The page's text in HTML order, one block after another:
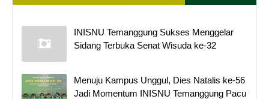
INISNU Temanggung Sukses Menggelar
Sidang Terbuka Senat Wisuda ke-32
Menuju Kampus Unggul, Dies Natalis ke-56
Jadi Momentum INISNU Temanggung Pacu